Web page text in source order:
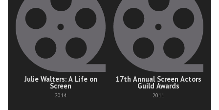
Julie Walters: A Life on
Screen
2014
17th Annual Screen Actors
Guild Awards
2011